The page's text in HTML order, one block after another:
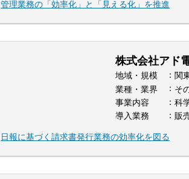
管理業務の「効率化」と「見える化」を推進
株式会社アド
地域・規模
関
業種・業界
そ
事業内容
科
導入業務
販
日報に基づく請求書発行業務の効率化を図る